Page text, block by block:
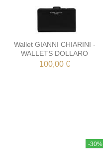
Wallet GIANNI CHIARINI -
WALLETS DOLLARO
100,00 €
-30%